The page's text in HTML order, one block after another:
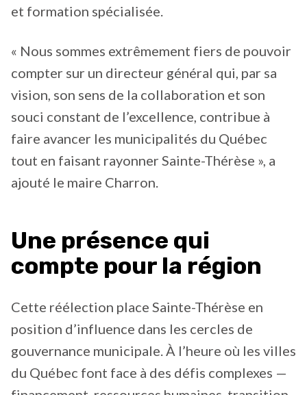
et formation spécialisée.
« Nous sommes extrêmement fiers de pouvoir
compter sur un directeur général qui, par sa
vision, son sens de la collaboration et son
souci constant de l’excellence, contribue à
faire avancer les municipalités du Québec
tout en faisant rayonner Sainte-Thérèse », a
ajouté le maire Charron.
Une présence qui
compte pour la région
Cette réélection place Sainte-Thérèse en
position d’influence dans les cercles de
gouvernance municipale. À l’heure où les villes
du Québec font face à des défis complexes —